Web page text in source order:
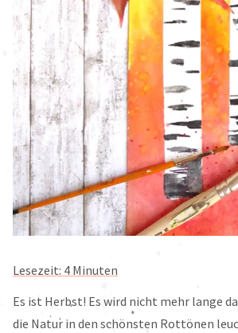
Lesezeit: 4 Minuten
Es ist Herbst! Es wird nicht mehr lange
die Natur in den schönsten Rottönen